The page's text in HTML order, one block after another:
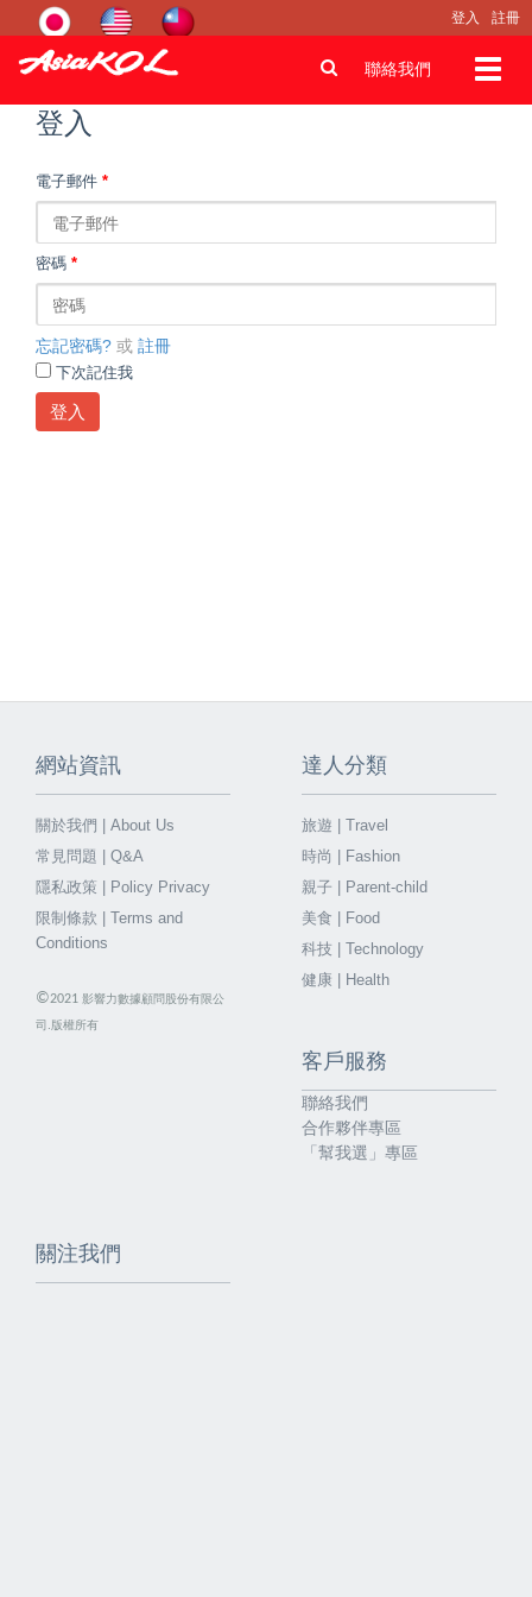
登入 註冊
聯絡我們
登入
電子郵件 *
密碼 *
忘記密碼? 或 註冊
下次記住我
登入
網站資訊
關於我們 | About Us
常見問題 | Q&A
隱私政策 | Policy Privacy
限制條款 | Terms and
Conditions
©2021 影響力數據顧問股份有限公
司.版權所有
達人分類
旅遊 | Travel
時尚 | Fashion
親子 | Parent-child
美食 | Food
科技 | Technology
健康 | Health
客戶服務
聯絡我們
合作夥伴專區
「幫我選」專區
關注我們